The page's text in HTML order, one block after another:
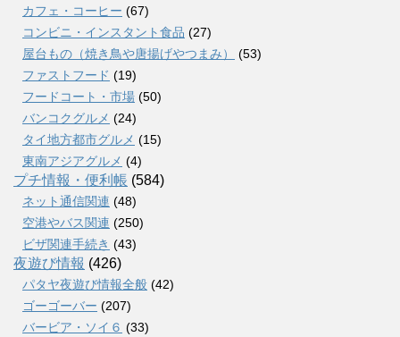
カフェ・コーヒー (67)
コンビニ・インスタント食品 (27)
屋台もの（焼き鳥や唐揚げやつまみ）
(53)
ファストフード (19)
フードコート・市場 (50)
バンコクグルメ (24)
タイ地方都市グルメ (15)
東南アジアグルメ (4)
プチ情報・便利帳 (584)
ネット通信関連 (48)
空港やバス関連 (250)
ビザ関連手続き (43)
夜遊び情報 (426)
パタヤ夜遊び情報全般 (42)
ゴーゴーバー (207)
バービア・ソイ６ (33)